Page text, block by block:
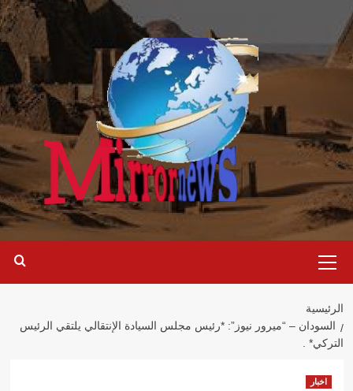
تخطي
إلى
المحتوى
الرئيسية
الرئيسية
السودان – “ميرور نيوز”: *رئيس مجلس السيادة الإنتقالي يلتقي الرئيس
التركي* .
اخبار